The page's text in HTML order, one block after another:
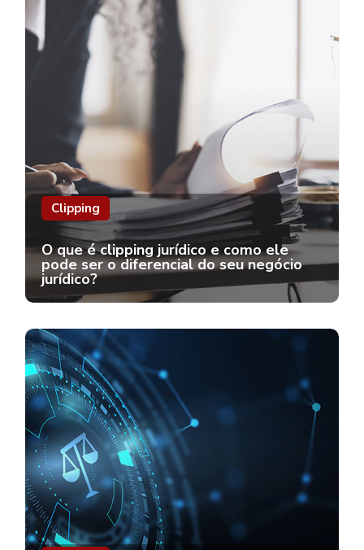
Clipping
O que é clipping jurídico e como ele
pode ser o diferencial do seu negócio
jurídico?